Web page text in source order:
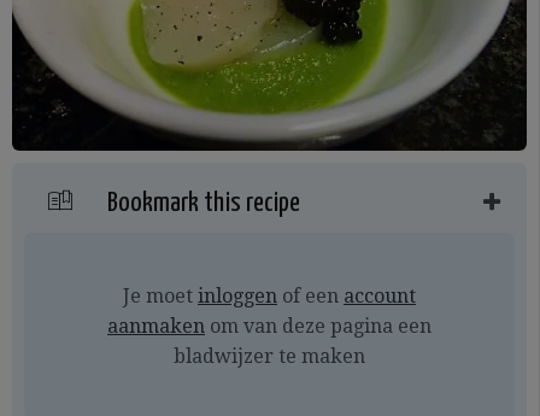
Bookmark this recipe
Je moet inloggen of een account
aanmaken om van deze pagina een
bladwijzer te maken